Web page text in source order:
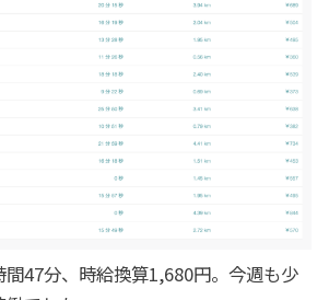
47分、時給換算1,680円。今週も少